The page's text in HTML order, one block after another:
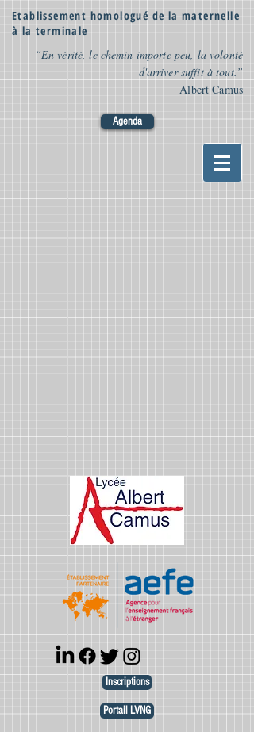
Etablissement homologué de la maternelle
à la terminale
“En vérité, le chemin importe peu, la volonté
d'arriver suffit à tout.”
Albert Camus
Agenda
Inscriptions
Portail LVNG